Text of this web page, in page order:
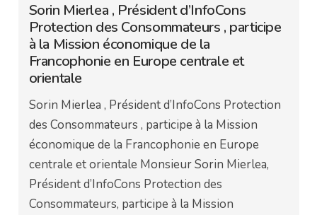
Sorin Mierlea , Président d’InfoCons
Protection des Consommateurs , participe
à la Mission économique de la
Francophonie en Europe centrale et
orientale
Sorin Mierlea , Président d’InfoCons Protection
des Consommateurs , participe à la Mission
économique de la Francophonie en Europe
centrale et orientale Monsieur Sorin Mierlea,
Président d’InfoCons Protection des
Consommateurs, participe à la Mission